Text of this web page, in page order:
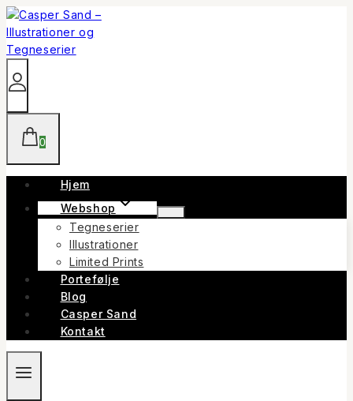
Skip
to
content
0
Hjem
Webshop
Tegneserier
Illustrationer
Limited Prints
Portefølje
Blog
Casper Sand
Kontakt